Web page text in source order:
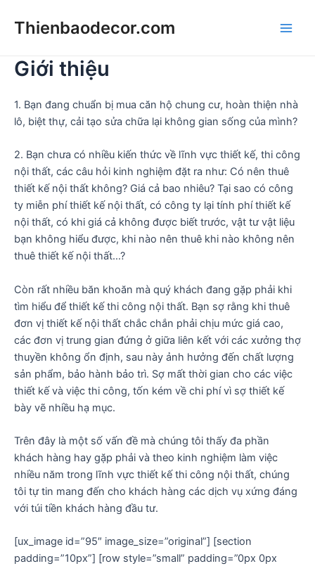
Thienbaodecor.com
Giới thiệu
1. Bạn đang chuẩn bị mua căn hộ chung cư, hoàn thiện nhà
lô, biệt thự, cải tạo sửa chữa lại không gian sống của mình?
2. Bạn chưa có nhiều kiến thức về lĩnh vực thiết kế, thi công
nội thất, các câu hỏi kinh nghiệm đặt ra như: Có nên thuê
thiết kế nội thất không? Giá cả bao nhiêu? Tại sao có công
ty miễn phí thiết kế nội thất, có công ty lại tính phí thiết kế
nội thất, có khi giá cả không được biết trước, vật tư vật liệu
bạn không hiểu được, khi nào nên thuê khi nào không nên
thuê thiết kế nội thất…?
Còn rất nhiều băn khoăn mà quý khách đang gặp phải khi
tìm hiểu để thiết kế thi công nội thất. Bạn sợ rằng khi thuê
đơn vị thiết kế nội thất chắc chắn phải chịu mức giá cao,
các đơn vị trung gian đứng ở giữa liên kết với các xưởng thợ
thuyền không ổn định, sau này ảnh hưởng đến chất lượng
sản phẩm, bảo hành bảo trì. Sợ mất thời gian cho các việc
thiết kế và việc thi công, tốn kém về chi phí vì sợ thiết kế
bày vẽ nhiều hạ mục.
Trên đây là một số vấn đề mà chúng tôi thấy đa phần
khách hàng hay gặp phải và theo kinh nghiệm làm việc
nhiều năm trong lĩnh vực thiết kế thi công nội thất, chúng
tôi tự tin mang đến cho khách hàng các dịch vụ xứng đáng
với túi tiền khách hàng đầu tư.
[ux_image id=”95″ image_size=”original”] [section
padding=”10px”] [row style=”small” padding=”0px 0px